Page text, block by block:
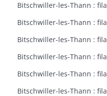
Bitschwiller-les-Thann :
Bitschwiller-les-Thann :
Bitschwiller-les-Thann :
Bitschwiller-les-Thann :
Bitschwiller-les-Thann :
Bitschwiller-les-Thann :